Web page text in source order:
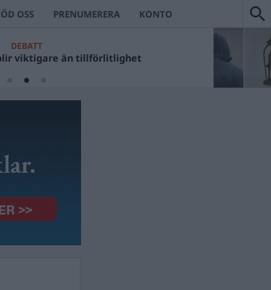
OSS PRENUMERERA KONTO
DEBATT
viktigare än tillförlitlighet